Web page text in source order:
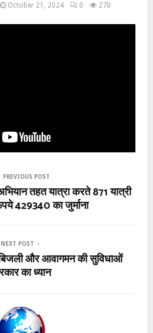
October 21, 2024 0 270
PREVIOUS POST
तहत यात्रा करते 871 यात्री
429340 का जुर्माना
NEXT POST
और आवागमन की सुविधाओं
का ध्यान